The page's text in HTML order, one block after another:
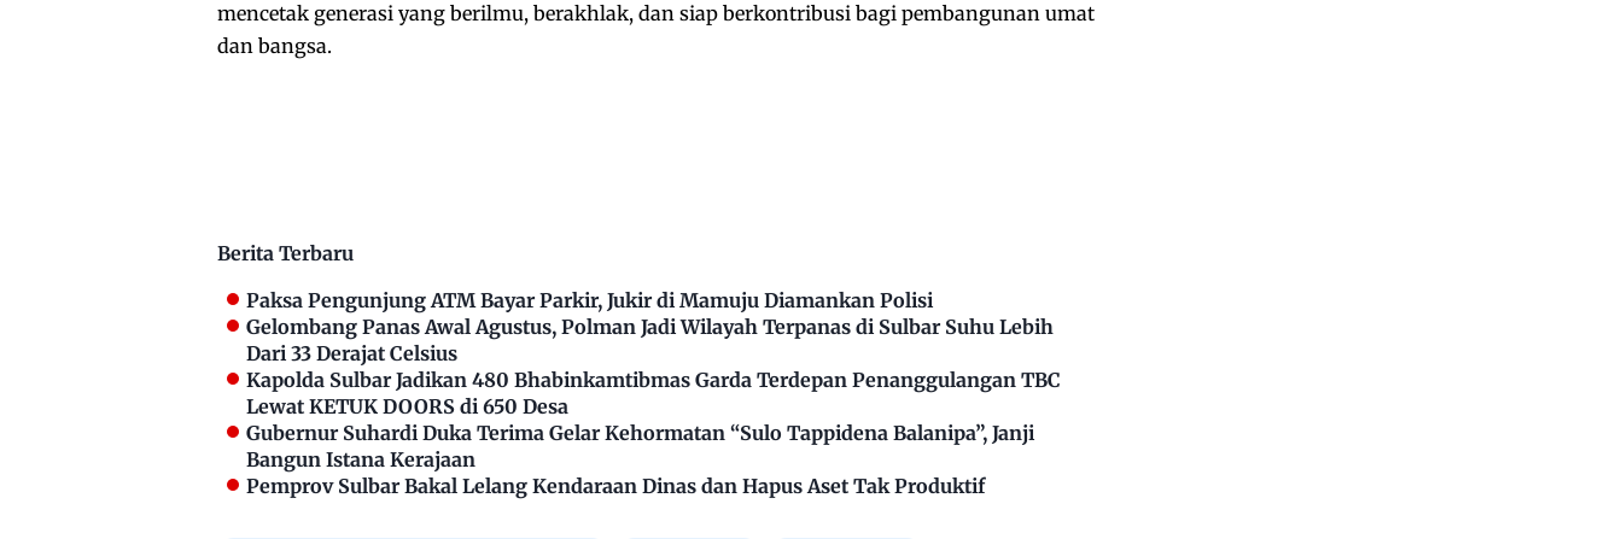
mencetak generasi yang berilmu, berakhlak, dan siap berkontribusi bagi pembangunan umat
dan bangsa.
Berita Terbaru
Paksa Pengunjung ATM Bayar Parkir, Jukir di Mamuju Diamankan Polisi
Gelombang Panas Awal Agustus, Polman Jadi Wilayah Terpanas di Sulbar Suhu Lebih
Dari 33 Derajat Celsius
Kapolda Sulbar Jadikan 480 Bhabinkamtibmas Garda Terdepan Penanggulangan TBC
Lewat KETUK DOORS di 650 Desa
Gubernur Suhardi Duka Terima Gelar Kehormatan “Sulo Tappidena Balanipa”, Janji
Bangun Istana Kerajaan
Pemprov Sulbar Bakal Lelang Kendaraan Dinas dan Hapus Aset Tak Produktif